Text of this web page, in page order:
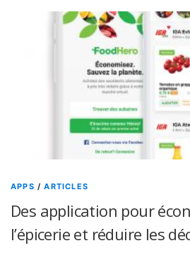
APPS /ARTICLES
Des application pour
l’épicerie et réduire les